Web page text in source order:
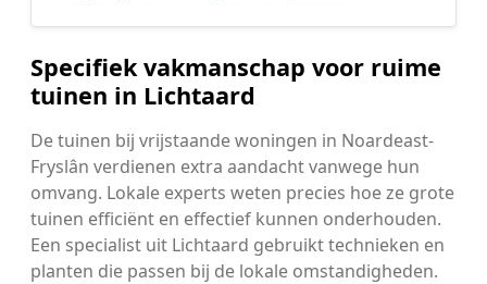
Specifiek vakmanschap voor ruime
tuinen in Lichtaard
De tuinen bij vrijstaande woningen in Noardeast-
Fryslân verdienen extra aandacht vanwege hun
omvang. Lokale experts weten precies hoe ze grote
tuinen efficiënt en effectief kunnen onderhouden.
Een specialist uit Lichtaard gebruikt technieken en
planten die passen bij de lokale omstandigheden.